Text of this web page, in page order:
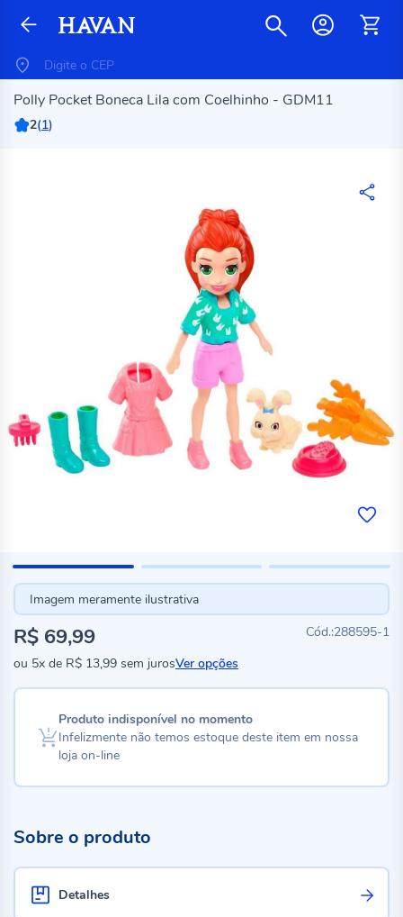
Polly Pocket Boneca Lila com Coelhinho - GDM11
2(1)
Imagem meramente ilustrativa
288595-1
R$ 69,99
ou 5x de R$ 13,99 sem jurosVer opções
Produto indisponível no momento
Infelizmente não temos estoque deste item em nossa
loja on-line
Sobre o produto
Detalhes